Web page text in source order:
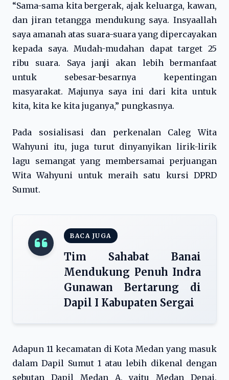
“Sama-sama kita bergerak, ajak keluarga, kawan,
dan jiran tetangga mendukung saya. Insyaallah
saya amanah atas suara-suara yang dipercayakan
kepada saya. Mudah-mudahan dapat target 25
ribu suara. Saya janji akan lebih bermanfaat
untuk sebesar-besarnya kepentingan
masyarakat. Majunya saya ini dari kita untuk
kita, kita ke kita juganya,” pungkasnya.
Pada sosialisasi dan perkenalan Caleg Wita
Wahyuni itu, juga turut dinyanyikan lirik-lirik
lagu semangat yang membersamai perjuangan
Wita Wahyuni untuk meraih satu kursi DPRD
Sumut.
BACA JUGA
Tim Sahabat Banai
Mendukung Penuh Indra
Gunawan Bertarung di
Dapil I Kabupaten Sergai
Adapun 11 kecamatan di Kota Medan yang masuk
dalam Dapil Sumut 1 atau lebih dikenal dengan
sebutan Dapil Medan A, yaitu Medan Denai,